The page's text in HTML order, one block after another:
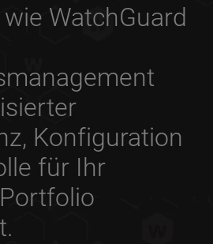
WatchGuard
Konfiguration
für Ihr